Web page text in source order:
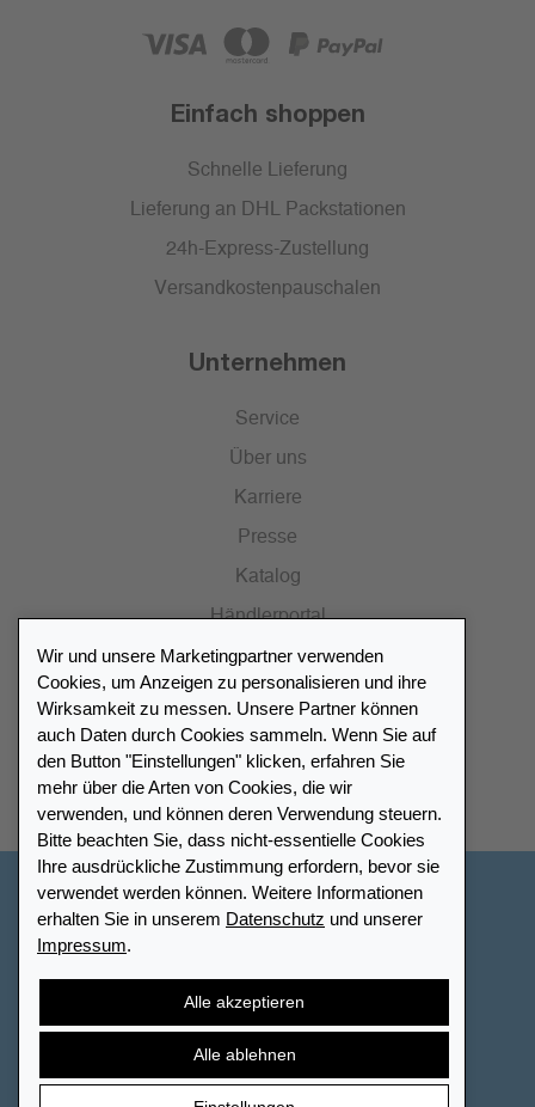
Einfach shoppen
Schnelle Lieferung
Lieferung an DHL Packstationen
24h-Express-Zustellung
Versandkostenpauschalen
Unternehmen
Service
Über uns
Karriere
Presse
Katalog
Händlerportal
Händlerverzeichnis
Meinen Leuchtturm Händler finden
Wir und unsere Marketingpartner verwenden
Cookies, um Anzeigen zu personalisieren und ihre
Wirksamkeit zu messen. Unsere Partner können
auch Daten durch Cookies sammeln. Wenn Sie auf
den Button "Einstellungen" klicken, erfahren Sie
mehr über die Arten von Cookies, die wir
verwenden, und können deren Verwendung steuern.
Bitte beachten Sie, dass nicht-essentielle Cookies
Ihre ausdrückliche Zustimmung erfordern, bevor sie
verwendet werden können. Weitere Informationen
erhalten Sie in unserem Datenschutz und unserer
Impressum.
Alle akzeptieren
Alle ablehnen
Deutschland
Cookie-Einstellungen
Widerrufsbelehrung Vertrag widerrufen